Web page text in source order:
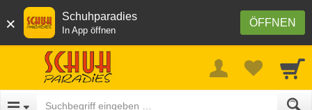
× ÖFFNEN
Schuhparadies
In App öffnen